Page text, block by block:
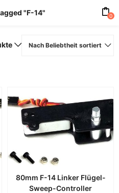
"F-14" 0
Nach Beliebtheit sortiert
80mm F-14 Linker Flügel-
Sweep-Controller